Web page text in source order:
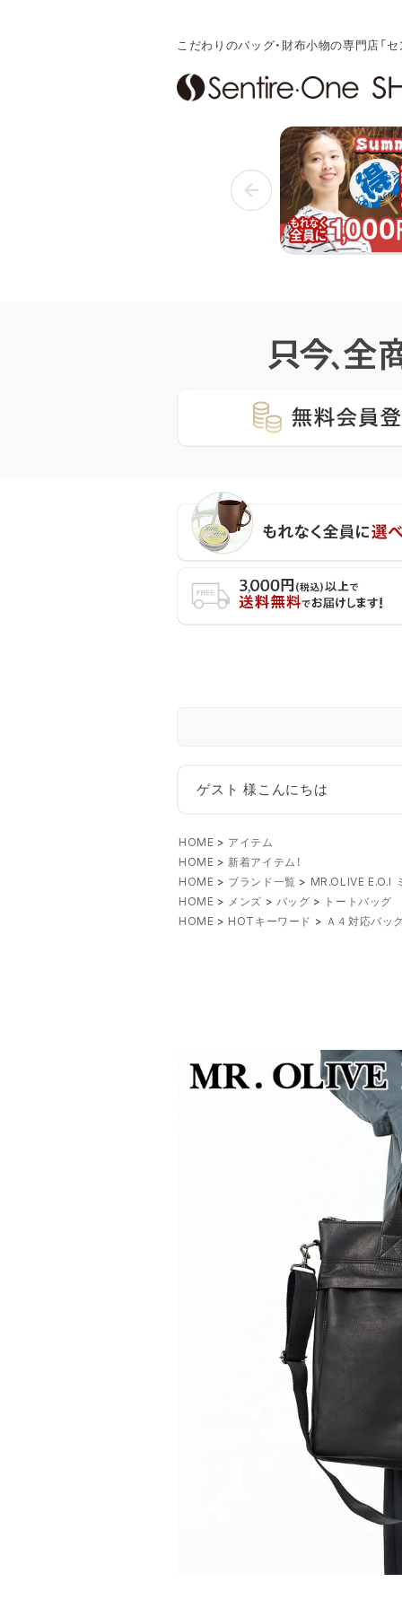
こだわりのバッグ・財布小物の専門店「
ゲスト 様こんにちは
HOME
アイテム
HOME
新着アイテム！
HOME
ブランド一覧
MR.OLIVE E.O.I
HOME
メンズ バッグ
トートバッグ
HOME
HOTキーワード Ａ４対応バッ